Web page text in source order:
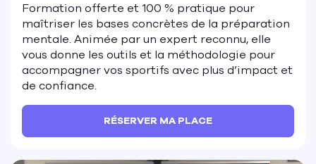
Formation offerte et 100 % pratique pour
maîtriser les bases concrètes de la préparation
mentale. Animée par un expert reconnu, elle
vous donne les outils et la méthodologie pour
accompagner vos sportifs avec plus d’impact et
de confiance.
RÉSERVER MA PLACE